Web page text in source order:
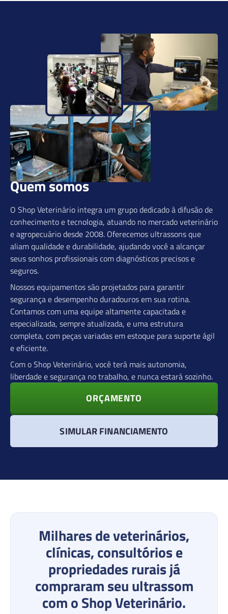
Quem somos
O Shop Veterinário integra um grupo dedicado à difusão de
conhecimento e tecnologia, atuando no mercado veterinário
e agropecuário desde 2008. Oferecemos ultrassons que
aliam qualidade e durabilidade, ajudando você a alcançar
seus sonhos profissionais com diagnósticos precisos e
seguros.
Nossos equipamentos são projetados para garantir
segurança e desempenho duradouros em sua rotina.
Contamos com uma equipe altamente capacitada e
especializada, sempre atualizada, e uma estrutura
completa, com peças variadas em estoque para suporte ágil
e eficiente.
Com o Shop Veterinário, você terá mais autonomia,
liberdade e segurança no trabalho, e nunca estará sozinho.
ORÇAMENTO
SIMULAR FINANCIAMENTO
Milhares de veterinários,
clínicas, consultórios e
propriedades rurais já
compraram seu ultrassom
com o Shop Veterinário.